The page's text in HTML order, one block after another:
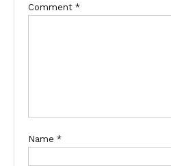
Comment *
Name *